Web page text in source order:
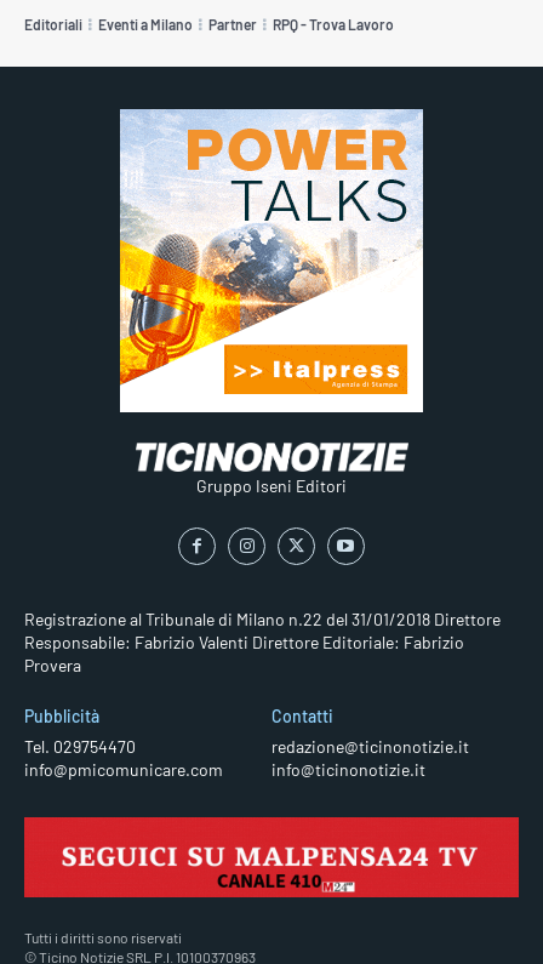
Editoriali Eventi a Milano Partner RPQ - Trova Lavoro
Gruppo Iseni Editori
Registrazione al Tribunale di Milano n.22 del 31/01/2018 Direttore
Responsabile: Fabrizio Valenti Direttore Editoriale: Fabrizio
Provera
Pubblicità
Tel. 029754470
info@pmicomunicare.com
Contatti
redazione@ticinonotizie.it
info@ticinonotizie.it
Tutti i diritti sono riservati
© Ticino Notizie SRL P.I. 10100370963